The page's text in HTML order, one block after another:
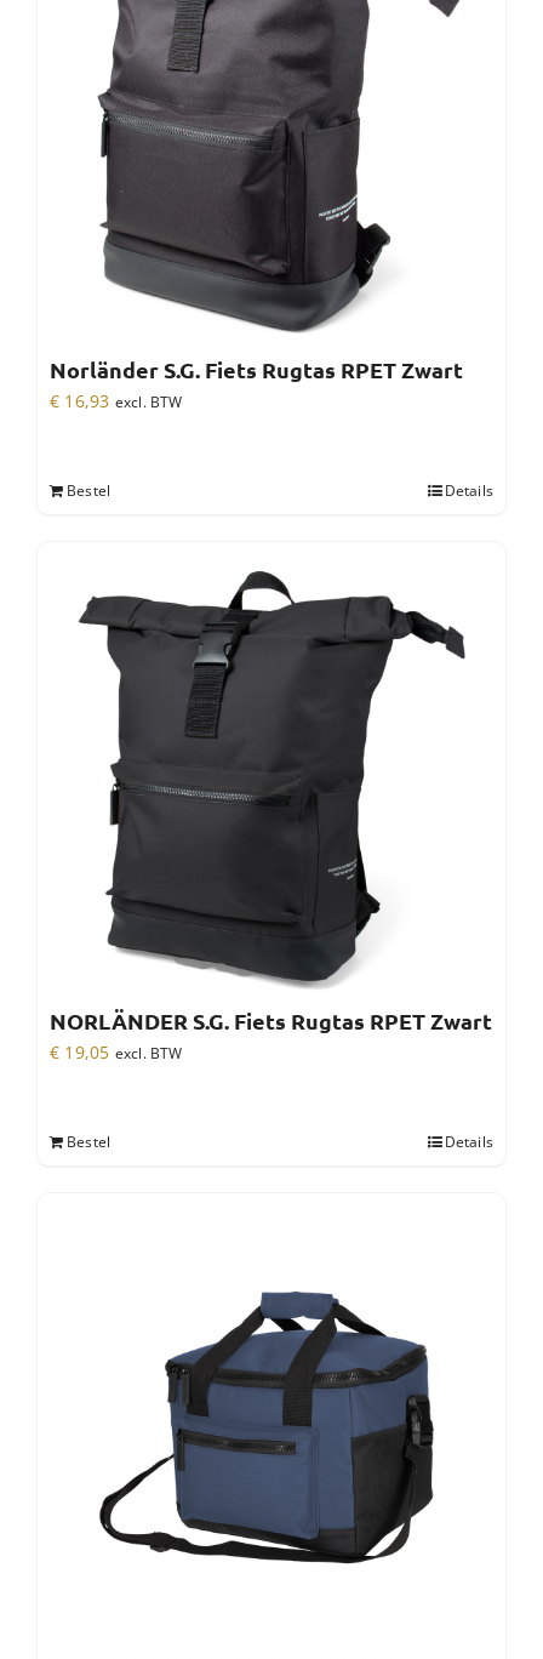
Norländer S.G. Fiets Rugtas RPET Zwart
€ 16,93 excl. BTW
Bestel Details
NORLÄNDER S.G. Fiets Rugtas RPET Zwart
€ 19,05 excl. BTW
Bestel Details